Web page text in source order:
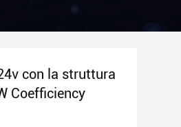
con la struttura
Coefficiency